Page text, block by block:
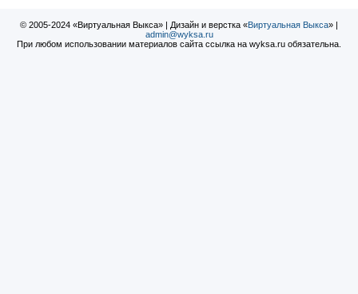
© 2005-2024 «Виртуальная Выкса» | Дизайн и верстка «Виртуальная Выкса» |
admin@wyksa.ru
При любом использовании материалов сайта ссылка на wyksa.ru обязательна.